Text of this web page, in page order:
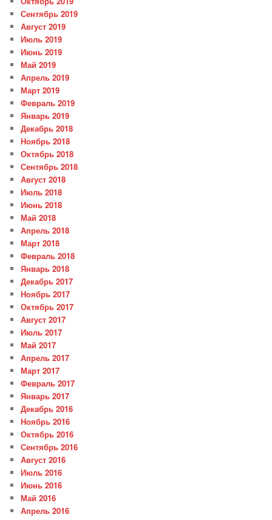
Сентябрь 2019
Август 2019
Июль 2019
Июнь 2019
Май 2019
Апрель 2019
Март 2019
Февраль 2019
Январь 2019
Декабрь 2018
Ноябрь 2018
Октябрь 2018
Сентябрь 2018
Август 2018
Июль 2018
Июнь 2018
Май 2018
Апрель 2018
Март 2018
Февраль 2018
Январь 2018
Декабрь 2017
Ноябрь 2017
Октябрь 2017
Август 2017
Июль 2017
Май 2017
Апрель 2017
Март 2017
Февраль 2017
Январь 2017
Декабрь 2016
Ноябрь 2016
Октябрь 2016
Сентябрь 2016
Август 2016
Июль 2016
Июнь 2016
Май 2016
Апрель 2016